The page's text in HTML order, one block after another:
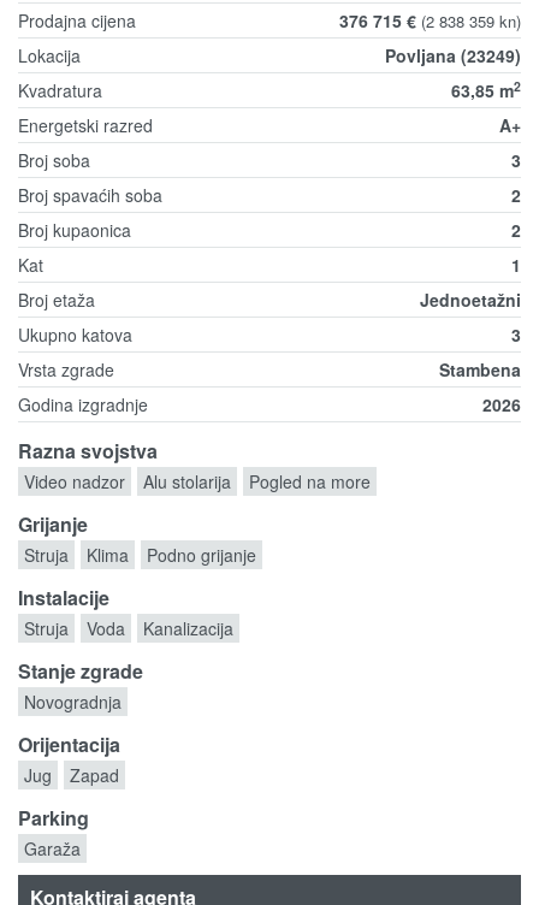
Prodajna cijena
376 715 € (2 838 359 kn)
Lokacija
Povljana (23249)
Kvadratura
63,85 m2
Energetski razred
A+
Broj soba
3
Broj spavaćih soba
2
Broj kupaonica
2
Kat
1
Broj etaža
Jednoetažni
Ukupno katova
3
Vrsta zgrade
Stambena
Godina izgradnje
2026
Razna svojstva
Video nadzor Alu stolarija Pogled na more
Grijanje
Struja Klima Podno grijanje
Instalacije
Struja Voda Kanalizacija
Stanje zgrade
Novogradnja
Orijentacija
Jug Zapad
Parking
Garaža
Kontaktiraj agenta